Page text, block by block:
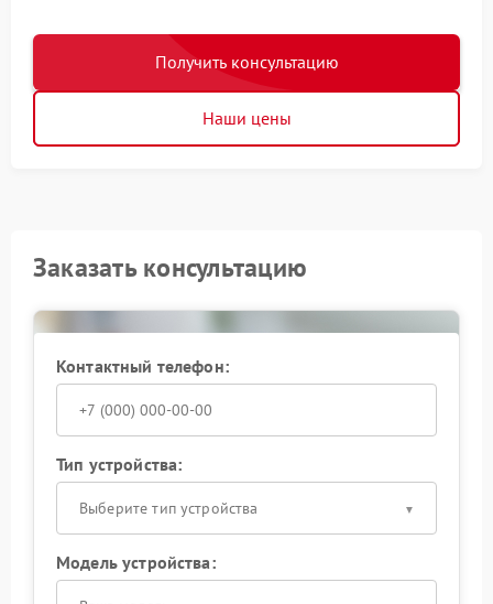
Получить консультацию
Наши цены
Заказать консультацию
Контактный телефон:
Тип устройства:
Выберите тип устройства
Модель устройства: